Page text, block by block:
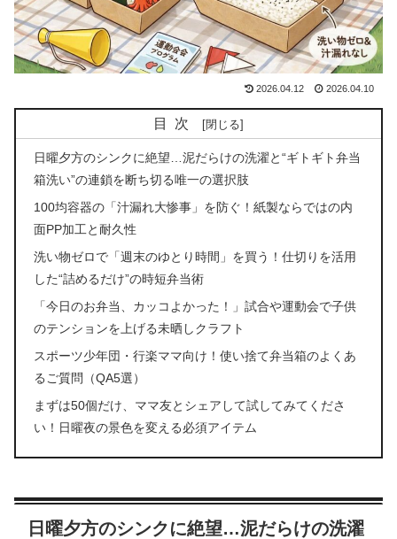
2026.04.12 2026.04.10
目次
日曜夕方のシンクに絶望…泥だらけの洗濯と“ギトギト弁当
箱洗い”の連鎖を断ち切る唯一の選択肢
100均容器の「汁漏れ大惨事」を防ぐ！紙製ならではの内
面PP加工と耐久性
洗い物ゼロで「週末のゆとり時間」を買う！仕切りを活用
した“詰めるだけ”の時短弁当術
「今日のお弁当、カッコよかった！」試合や運動会で子供
のテンションを上げる未晒しクラフト
スポーツ少年団・行楽ママ向け！使い捨て弁当箱のよくあ
るご質問（QA5選）
まずは50個だけ、ママ友とシェアして試してみてくださ
い！日曜夜の景色を変える必須アイテム
日曜夕方のシンクに絶望…泥だらけの洗濯